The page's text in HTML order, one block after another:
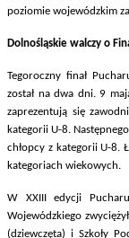
poziomie wojewódzkim
Dolnośląskie walczy o
Tegoroczny finał
został na dwa dni. 9
zaprezentują się
kategorii U-8.
chłopcy z kategorii U-8.
kategoriach wiekowych.
W XXIII edycji
Wojewódzkiego
(dziewczęta) i Szkoły